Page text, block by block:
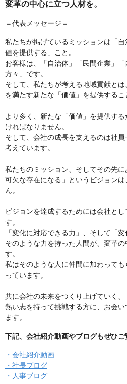
変革の中心に立つ人材を。
＝代表メッセージ＝
私たちが掲げているミッションは「
値を提供する」こと。
お客様は、「自治体」「民間企業」
方々」です。
そして、私たちが考える地域貢献と
を満たす新たな「価値」を提供するこ
より多く、新たな「価値」を提供す
ければなりません。
そして、会社の成長を支えるのは社
考えています。
私たちのミッション、そしてその先
可欠な存在になる」というビジョン
ん。
ビジョンを達成するためには会社と
す。
「変化に対応できる力」、そして「変
そのような力を持った人間が、変革
す。
私はそのような人に仲間に加わって
っています。
共に会社の未来をつくり上げていく、
熱い志を持って挑戦する方に、お会
ます。
下記、会社紹介動画やブログもぜひご
・会社紹介動画
・社長ブログ
・人事ブログ